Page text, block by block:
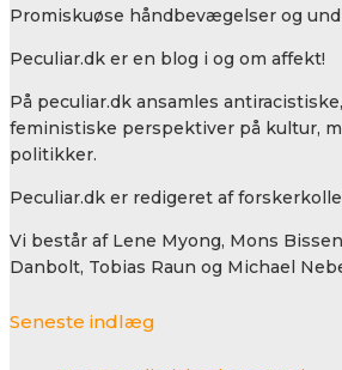
Promiskuøse håndbevægelser og
Peculiar.dk er en blog i og om affekt!
På peculiar.dk ansamles
feministiske perspektiver på kultur,
politikker.
Peculiar.dk er redigeret af
Vi består af Lene Myong, Mons
Danbolt, Tobias Raun og Michael
Seneste indlæg